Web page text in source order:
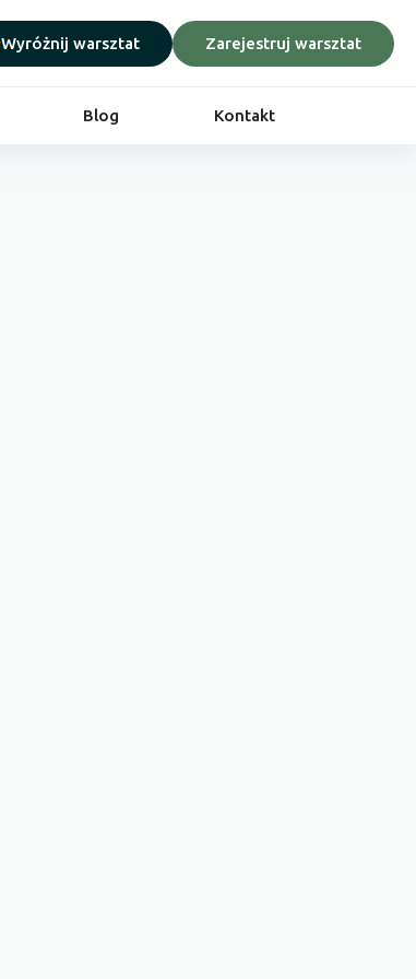
Wyróżnij warsztat Zarejestruj warsztat
Blog Kontakt